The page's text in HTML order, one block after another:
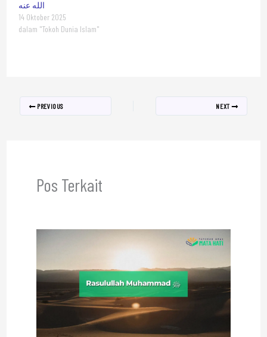
الله عنه
14 Oktober 2025
dalam "Tokoh Dunia Islam"
PREVIOUS NEXT
Pos Terkait